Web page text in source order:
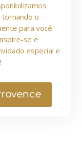
o
para você.
se e
especial e